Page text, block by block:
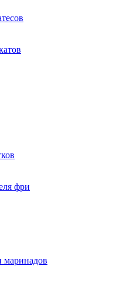
фри
маринадов